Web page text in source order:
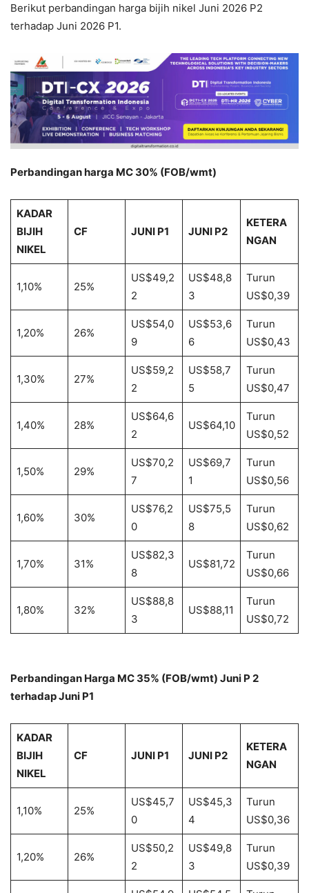
Berikut perbandingan harga bijih nikel Juni 2026 P2
terhadap Juni 2026 P1.
Perbandingan harga MC 30% (FOB/wmt)
KADAR
BIJIH
NIKEL
CF JUNI P1 JUNI P2
KETERA
NGAN
1,10% 25%
US$49,2
2
US$48,8
3
Turun
US$0,39
1,20% 26%
US$54,0
9
US$53,6
6
Turun
US$0,43
1,30% 27%
US$59,2
2
US$58,7
5
Turun
US$0,47
1,40% 28%
US$64,6
2
US$64,10
Turun
US$0,52
1,50% 29%
US$70,2
7
US$69,7
1
Turun
US$0,56
1,60% 30%
US$76,2
0
US$75,5
8
Turun
US$0,62
1,70% 31%
US$82,3
8
US$81,72
Turun
US$0,66
1,80% 32%
US$88,8
3
US$88,11
Turun
US$0,72
Perbandingan Harga MC 35% (FOB/wmt) Juni P 2
terhadap Juni P1
KADAR
BIJIH
NIKEL
CF JUNI P1 JUNI P2
KETERA
NGAN
1,10% 25%
US$45,7
0
US$45,3
4
Turun
US$0,36
1,20% 26%
US$50,2
2
US$49,8
3
Turun
US$0,39